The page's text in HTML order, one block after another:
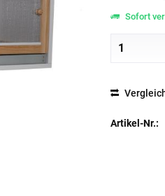
Sofort
Artikel-Nr.: